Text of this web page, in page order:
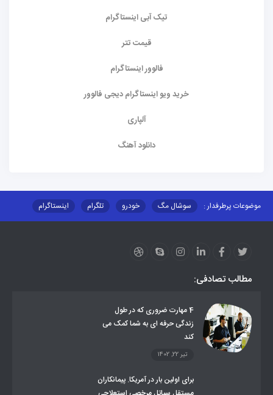
تیک آبی اینستاگرام
قیمت تتر
فالوور اینستاگرام
خرید ویو اینستاگرام دیجی فالوور
آلپاری
دانلود آهنگ
موضوعات پرطرفدار : سوشال مگ خودرو تلگرام
اینستاگرام
مطالب تصادفی:
4 مهارت ضروری که در طول
زندگی حرفه ای به شما کمک می
کند
تیر 22, 1402
برای اولین بار در آمریکا. پیمانکاران